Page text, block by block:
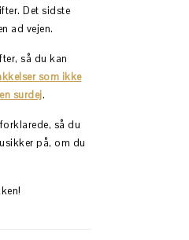
Det sidste
ad vejen.
så du kan
som ikke
surdej.
så du
på, om du